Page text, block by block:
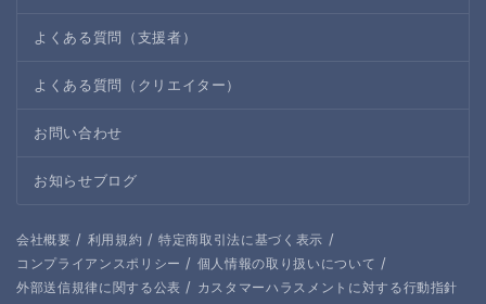
よくある質問（支援者）
よくある質問（クリエイター）
お問い合わせ
お知らせブログ
会社概要 / 利用規約 / 特定商取引法に基づく表示 /
コンプライアンスポリシー / 個人情報の取り扱いについて /
外部送信規律に関する公表 / カスタマーハラスメントに対する行動指針